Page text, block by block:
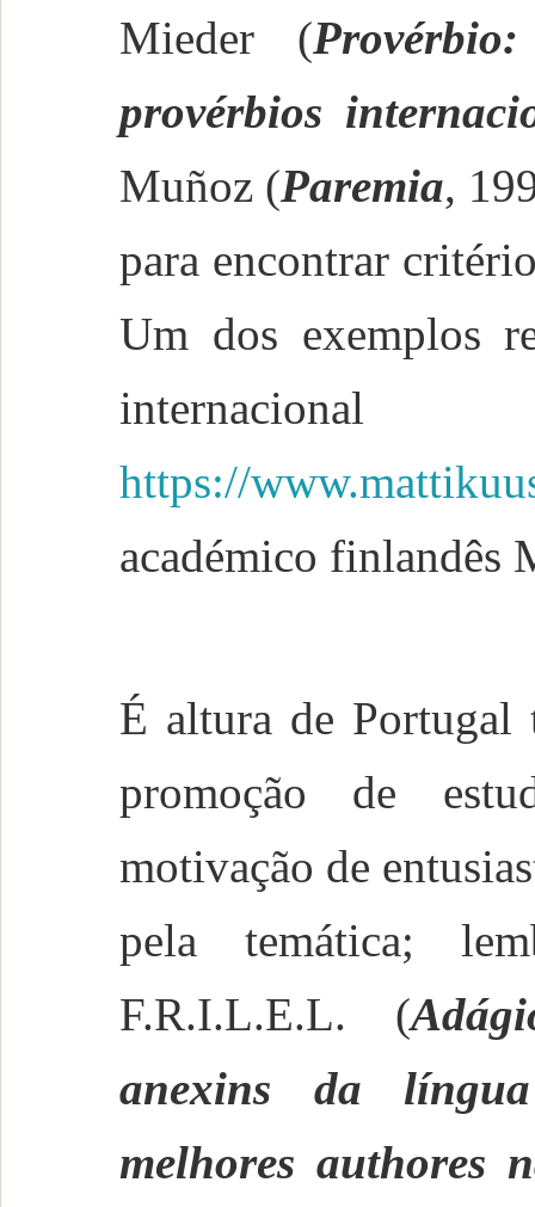
Mieder (
provérbios
Muñoz (Paremia,
para encontrar
Um dos exemplos
internacional
https://
académico finlandês
É altura de Portugal
promoção de
motivação de
pela temática;
F.R.I.L.E.L. (
anexins da
melhores authores